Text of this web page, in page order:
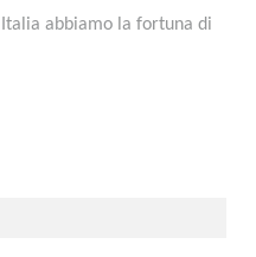
Italia abbiamo la fortuna di